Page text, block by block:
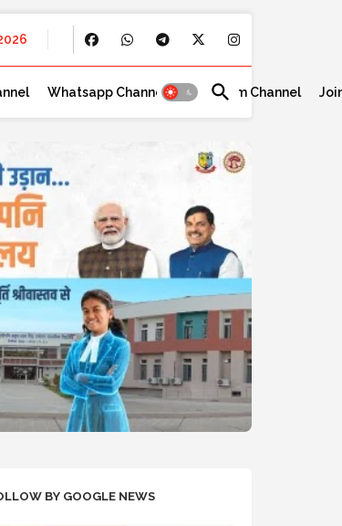
Whatsapp Channel Telegram Channel
BY GOOGLE NEWS